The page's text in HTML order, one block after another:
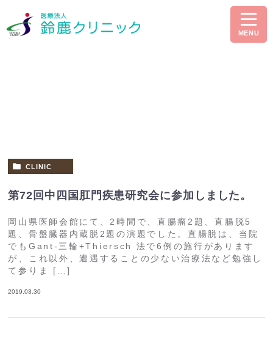
MENU
CLINIC
第72回中四国肛門疾患研究会に参加しました。
岡山県医師会館にて、2時間で、直腸瘤2題、直腸脱5
題、骨盤臓器内蔵脱2題の演題でした。直腸脱は、当院
でもGant-三輪+Thiersch 法で6例の施行があります
が、これ以外、遭遇することの少ない治療法など勉強し
て参りま […]
2019.03.30